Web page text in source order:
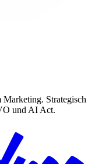
Strategisch
und AI Act.